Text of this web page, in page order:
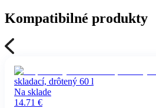
Kompatibilné produkty
skladací, drôtený 60 l
Na sklade
14.71 €